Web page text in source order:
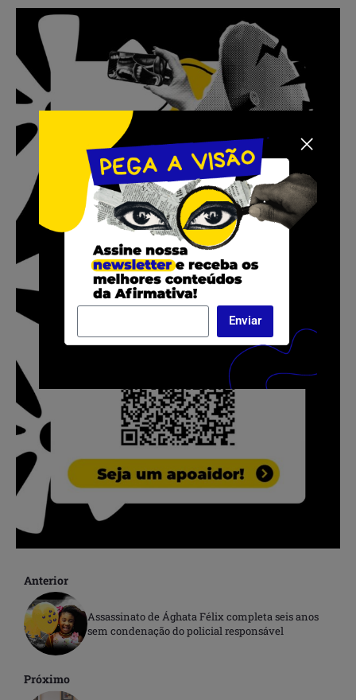
Anterior
Assassinato de Ághata Félix completa seis anos
sem condenação do policial responsável
Próximo
Enviar